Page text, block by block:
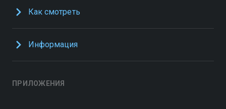
Как смотреть
Информация
ПРИЛОЖЕНИЯ